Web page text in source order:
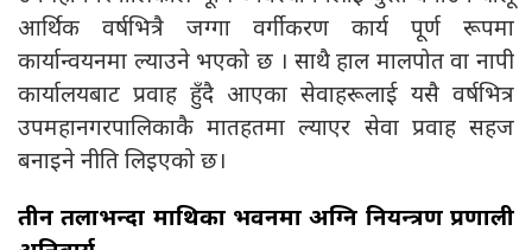
आर्थिक वर्षभित्रै जग्गा वर्गीकरण कार्य पूर्ण रूपमा
कार्यान्वयनमा ल्याउने भएको छ । साथै हाल मालपोत वा नापी
कार्यालयबाट प्रवाह हुँदै आएका सेवाहरूलाई यसै वर्षभित्र
उपमहानगरपालिकाकै मातहतमा ल्याएर सेवा प्रवाह सहज
बनाइने नीति लिइएको छ।
तीन तलाभन्दा माथिका भवनमा अग्नि नियन्त्रण प्रणाली